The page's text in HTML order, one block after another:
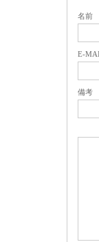
名前
E-
備考